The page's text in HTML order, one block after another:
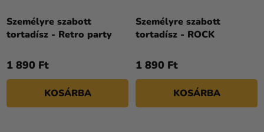
Személyre szabott
tortadísz - Retro party
1 890 Ft
KOSÁRBA
Személyre szabott
tortadísz - ROCK
1 890 Ft
KOSÁRBA